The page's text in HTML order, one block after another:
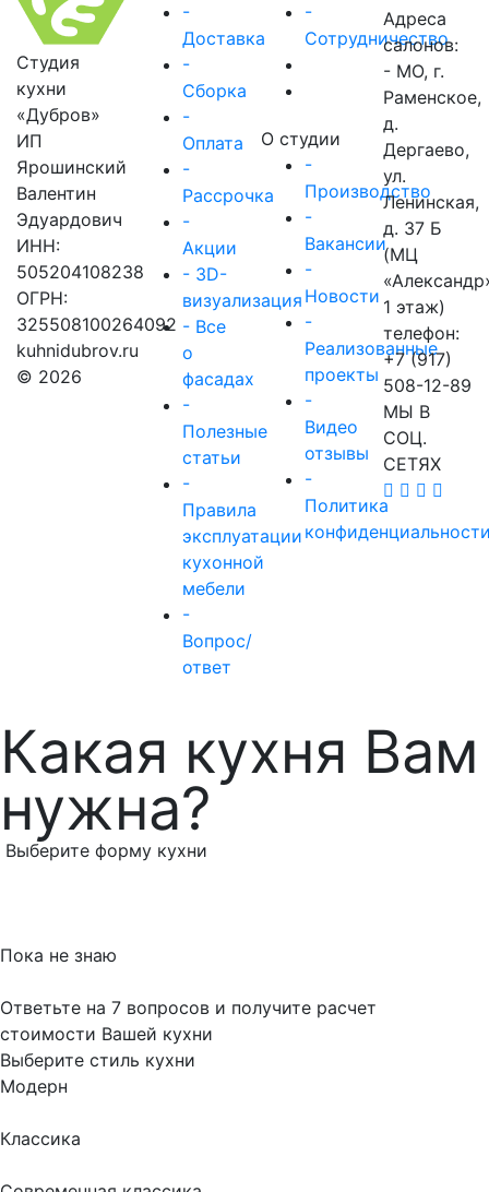
Студия
кухни
«Дубров»
ИП
Ярошинский
Валентин
Эдуардович
ИНН:
505204108238
ОГРН:
325508100264092
kuhnidubrov.ru
© 2026
-
Доставка
-
Сборка
-
Оплата
-
Рассрочка
-
Акции
- 3D-
визуализация
- Все
о
фасадах
-
Полезные
статьи
-
Правила
эксплуатации
кухонной
мебели
-
Вопрос/
ответ
-
Сотрудничество
О студии
-
Производство
-
Вакансии
-
Новости
-
Реализованные
проекты
-
Видео
отзывы
-
Политика
Адреса
салонов:
- МО, г.
Раменское,
д.
Дергаево,
ул.
Ленинская,
д. 37 Б
(МЦ
1 этаж)
телефон:
+7 (917)
508-12-89
МЫ В
СОЦ.
СЕТЯХ
Какая кухня Вам
нужна?
Выберите форму кухни
Пока не знаю
Ответьте на 7 вопросов и получите расчет
стоимости Вашей кухни
Выберите стиль кухни
Модерн
Классика